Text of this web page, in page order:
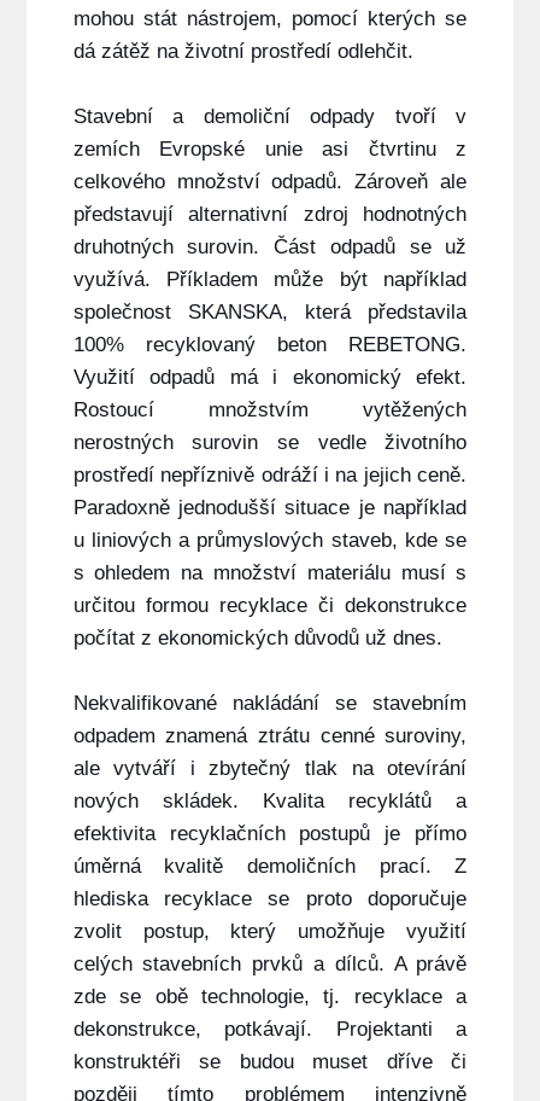
mohou stát nástrojem, pomocí kterých se
dá zátěž na životní prostředí odlehčit.
Stavební a demoliční odpady tvoří v
zemích Evropské unie asi čtvrtinu z
celkového množství odpadů. Zároveň ale
představují alternativní zdroj hodnotných
druhotných surovin.Část odpadů se už
využívá. Příkladem může být například
společnost SKANSKA, která představila
100% recyklovaný beton REBETONG.
Využití odpadů má i ekonomický efekt.
Rostoucí množstvím vytěžených
nerostných surovin se vedle životního
prostředí nepříznivě odráží i na jejich ceně.
Paradoxně jednodušší situace je například
u liniových a průmyslových staveb, kde se
s ohledem na množství materiálu musí s
určitou formou recyklace či dekonstrukce
počítat z ekonomických důvodů už dnes.
Nekvalifikované nakládání se stavebním
odpadem znamená ztrátu cenné suroviny,
ale vytváří i zbytečný tlak na otevírání
nových skládek. Kvalita recyklátů a
efektivita recyklačních postupů je přímo
úměrná kvalitě demoličních prací. Z
hlediska recyklace se proto doporučuje
zvolit postup, který umožňuje využití
celých stavebních prvků a dílců. A právě
zde se obě technologie, tj. recyklace a
dekonstrukce, potkávají. Projektanti a
konstruktéři se budou muset dříve či
později tímto problémem intenzivně